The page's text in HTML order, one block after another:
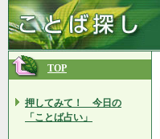
TOP
押してみて！ 今日の
「ことば占い」